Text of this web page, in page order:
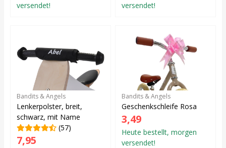
versendet!
versendet!
Bandits & Angels
Lenkerpolster, breit,
schwarz, mit Name
(57)
7,95
Bandits & Angels
Geschenkschleife Rosa
3,49
Heute bestellt, morgen
versendet!